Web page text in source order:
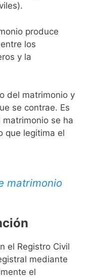
produce
los
y la
del matrimonio y
se contrae. Es
se ha
que legitima el
matrimonio
el Registro Civil
mediante
el